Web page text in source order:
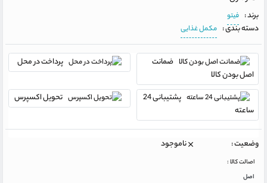
برند : فیتو
دسته بندی : مکمل غذایی
ضمانت
اصل بودن کالا
پرداخت در محل
پشتیبانی 24
ساعته
تحویل اکسپرس
وضعیت : ناموجود
اصالت کالا :
اصل